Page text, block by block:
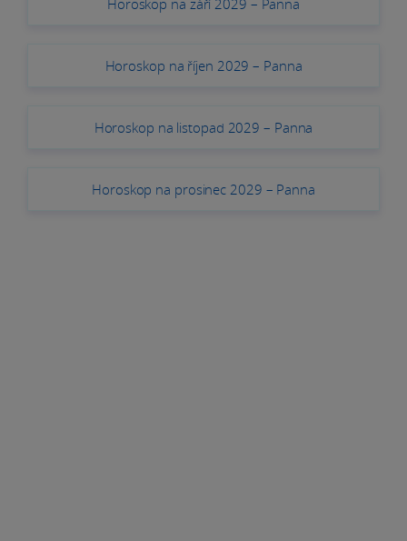
Horoskop na říjen 2029 – Panna
Horoskop na listopad 2029 – Panna
Horoskop na prosinec 2029 – Panna